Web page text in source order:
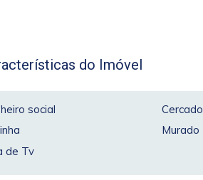
do Imóvel
social Cercado
Murado
de Tv